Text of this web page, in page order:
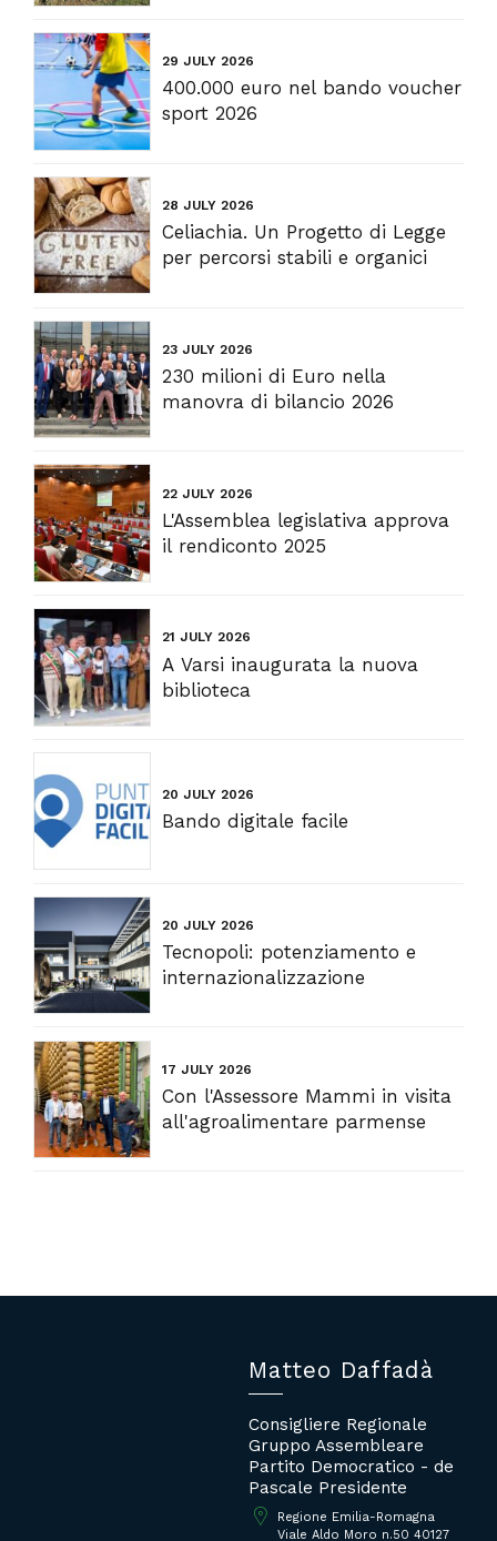
29 JULY 2026
400.000 euro nel bando voucher
sport 2026
28 JULY 2026
Celiachia. Un Progetto di Legge
per percorsi stabili e organici
23 JULY 2026
230 milioni di Euro nella
manovra di bilancio 2026
22 JULY 2026
L'Assemblea legislativa approva
il rendiconto 2025
21 JULY 2026
A Varsi inaugurata la nuova
biblioteca
20 JULY 2026
Bando digitale facile
20 JULY 2026
Tecnopoli: potenziamento e
internazionalizzazione
17 JULY 2026
Con l'Assessore Mammi in visita
all'agroalimentare parmense
Matteo Daffadà
Consigliere Regionale
Gruppo Assembleare
Partito Democratico - de
Pascale Presidente
Regione Emilia-Romagna
Viale Aldo Moro n.50 40127